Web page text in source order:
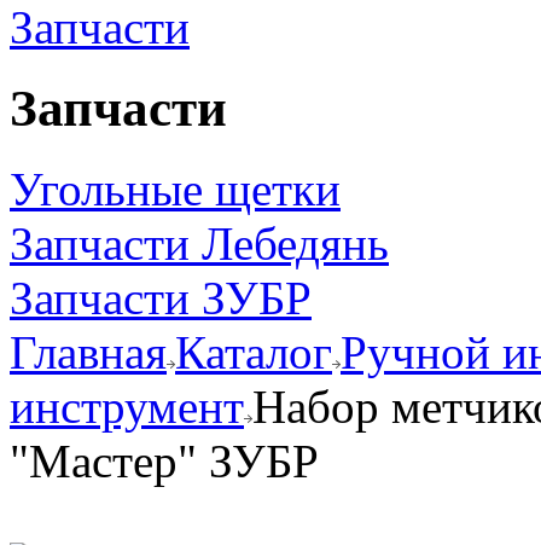
Запчасти
Запчасти
Угольные щетки
Запчасти Лебедянь
Запчасти ЗУБР
ГлавнаяКаталог Ручной
инструментНабор
"Мастер" ЗУБР